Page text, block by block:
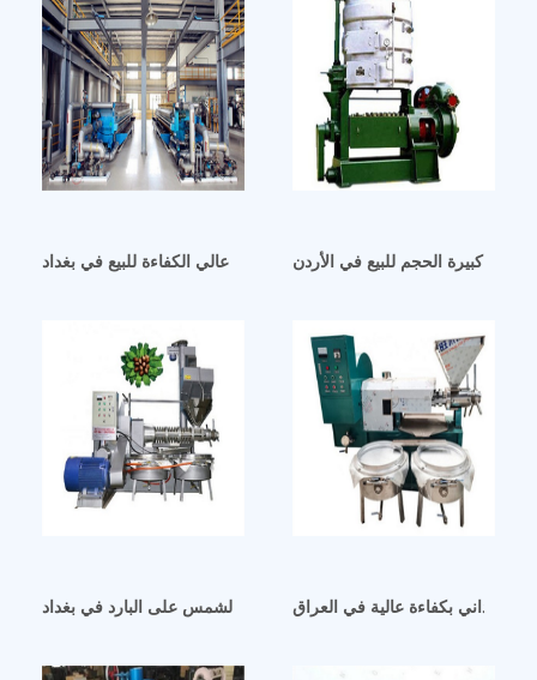
مكبس طرد زيت عالي الكفاءة للبيع في بغدادكبيرة الحجم للبيع في الأردن
آلة عصر زيت عباد الشمس على البارد في بغدادالسوداني بكفاءة عالية في العراق